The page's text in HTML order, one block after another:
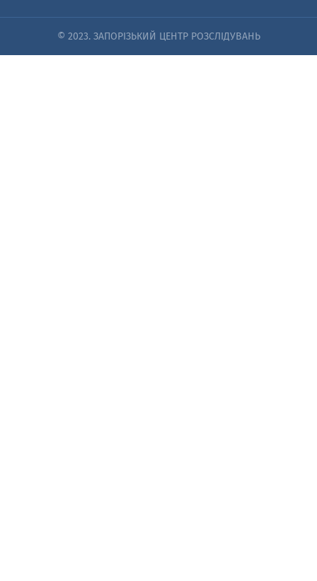
© 2023. ЗАПОРІЗЬКИЙ ЦЕНТР РОЗСЛІДУВАНЬ